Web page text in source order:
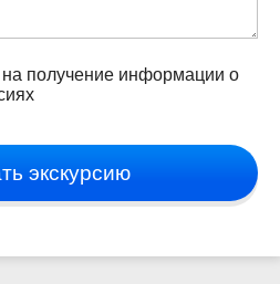
получение информации о
экскурсию